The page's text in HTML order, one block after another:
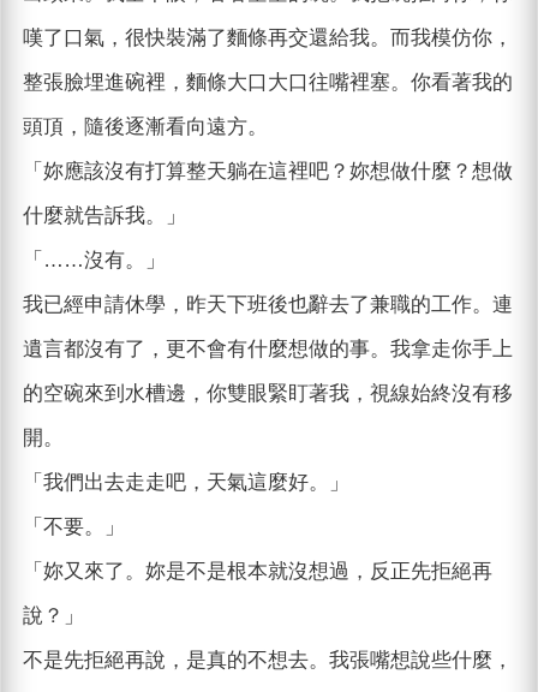
嘆了口氣，很快裝滿了麵條再交還給我。而我模仿你，
整張臉埋進碗裡，麵條大口大口往嘴裡塞。你看著我的
頭頂，隨後逐漸看向遠方。
「妳應該沒有打算整天躺在這裡吧？妳想做什麼？想做
什麼就告訴我。」
「……沒有。」
我已經申請休學，昨天下班後也辭去了兼職的工作。連
遺言都沒有了，更不會有什麼想做的事。我拿走你手上
的空碗來到水槽邊，你雙眼緊盯著我，視線始終沒有移
開。
「我們出去走走吧，天氣這麼好。」
「不要。」
「妳又來了。妳是不是根本就沒想過，反正先拒絕再
說？」
不是先拒絕再說，是真的不想去。我張嘴想說些什麼，